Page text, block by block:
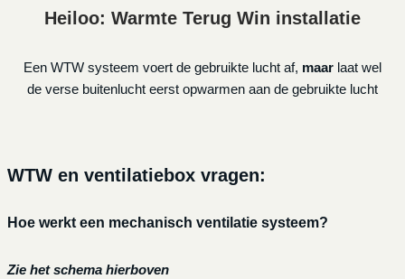
Heiloo: Warmte Terug Win installatie
Een WTW systeem voert de gebruikte lucht af, maar laat wel
de verse buitenlucht eerst opwarmen aan de gebruikte lucht
WTW en ventilatiebox vragen:
Hoe werkt een mechanisch ventilatie systeem?
Zie het schema hierboven